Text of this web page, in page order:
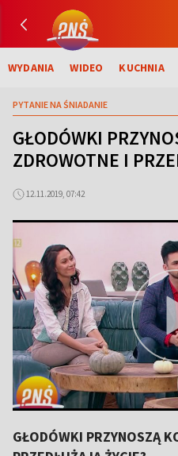
WYDANIA WIDEO KUCHNIA
PYTANIE NA ŚNIADANIE
GŁODÓWKI
ZDROWOTNE I
12.11.2019, 07:42
GŁODÓWKI PRZYNOSZĄ